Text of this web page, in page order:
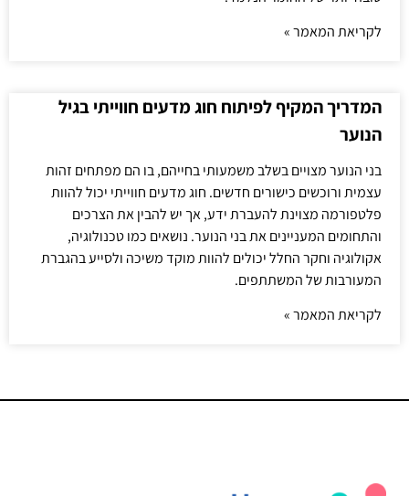
לקריאת המאמר »
המדריך המקיף לפיתוח חוג מדעים חווייתי בגיל
הנוער
בני הנוער מצויים בשלב משמעותי בחייהם, בו הם מפתחים זהות
עצמית ורוכשים כישורים חדשים. חוג מדעים חווייתי יכול להוות
פלטפורמה מצוינת להעברת ידע, אך יש להבין את הצרכים
והתחומים המעניינים את בני הנוער. נושאים כמו טכנולוגיה,
אקולוגיה וחקר החלל יכולים להוות מוקד משיכה ולסייע בהגברת
המעורבות של המשתתפים.
לקריאת המאמר »